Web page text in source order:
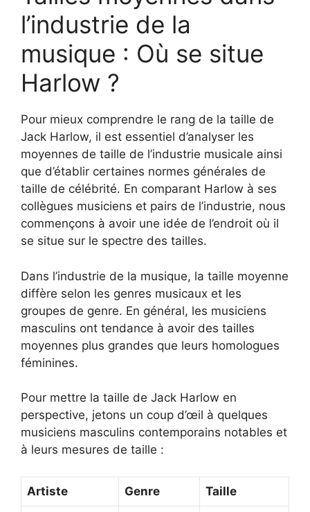
l’industrie de la
musique : Où se situe
Harlow ?
Pour mieux comprendre le rang de la taille de
Jack Harlow, il est essentiel d’analyser les
moyennes de taille de l’industrie musicale ainsi
que d’établir certaines normes générales de
taille de célébrité. En comparant Harlow à ses
collègues musiciens et pairs de l’industrie, nous
commençons à avoir une idée de l’endroit où il
se situe sur le spectre des tailles.
Dans l’industrie de la musique, la taille moyenne
diffère selon les genres musicaux et les
groupes de genre. En général, les musiciens
masculins ont tendance à avoir des tailles
moyennes plus grandes que leurs homologues
féminines.
Pour mettre la taille de Jack Harlow en
perspective, jetons un coup d’œil à quelques
musiciens masculins contemporains notables et
à leurs mesures de taille :
Artiste Genre Taille